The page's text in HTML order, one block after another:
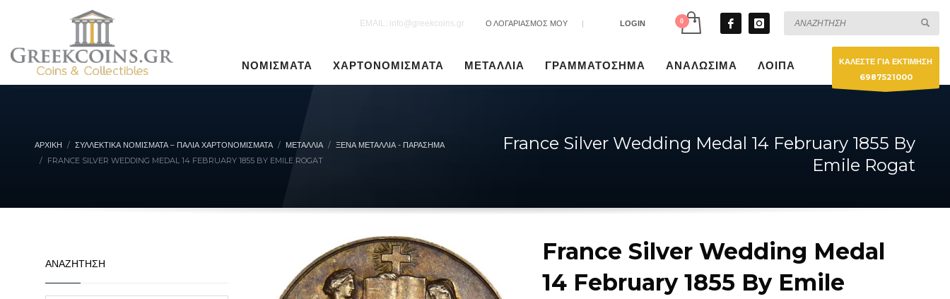
EMAIL: info@greekcoins.gr Ο ΛΟΓΑΡΙΑΣΜΟΣ ΜΟΥ | LOGIN
ΝΟΜΙΣΜΑΤΑ ΧΑΡΤΟΝΟΜΙΣΜΑΤΑ ΜΕΤΑΛΛΙΑ ΓΡΑΜΜΑΤΟΣΗΜΑ ΑΝΑΛΩΣΙΜΑ ΛΟΙΠΑ
ΚΑΛΕΣΤΕ ΓΙΑ ΕΚΤΙΜΗΣΗ
6987521000
ΑΡΧΙΚΉ ΣΥΛΛΕΚΤΙΚΆ ΝΟΜΊΣΜΑΤΑ – ΠΑΛΙΆ ΧΑΡΤΟΝΟΜΊΣΜΑΤΑ ΜΕΤΑΛΛΙΑ
ΞΈΝΑ ΜΕΤΆΛΛΙΑ - ΠΑΡΆΣΗΜΑ
FRANCE SILVER WEDDING MEDAL 14 FEBRUARY 1855 BY EMILE ROGAT
France Silver Wedding Medal 14 February 1855 By
Emile Rogat
France Silver Wedding Medal
14 February 1855 By Emile
ΑΝΑΖΗΤΗΣΗ